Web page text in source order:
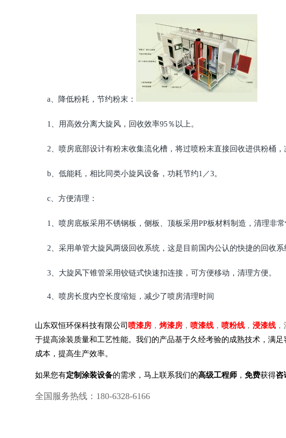
a、降低粉耗，节约粉末：
1、用高效分离大旋风，回收效率95％以上。
2、喷房底部设计有粉末收集流化槽，将过喷粉末直接回收进供粉桶，
b、低能耗，相比同类小旋风设备，功耗节约1／3。
c、方便清理：
1、喷房底板采用不锈钢板，侧板、顶板采用PP板材料制造，清理非常
2、采用单管大旋风两级回收系统，这是目前国内公认的快捷的回收系
3、大旋风下锥管采用铰链式快速扣连接，可方便移动，清理方便。
4、喷房长度内空长度缩短，减少了喷房清理时间
山东双恒环保科技有限公司 喷漆房 ， 烤漆房 ， 喷漆线 ， 喷粉线 ， 浸漆线
于提高涂装质量和工艺性能。我们的产品基于久经考验的成熟技术，满
成本，提高生产效率。
如果您有定制涂装设备的需求，马上联系我们的高级工程师 ， 免费获得咨
全国服务热线：180-6328-6166